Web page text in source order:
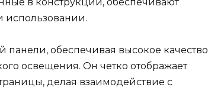
использовании.
панели, обеспечивая высокое качество
освещения. Он четко отображает
делая взаимодействие с